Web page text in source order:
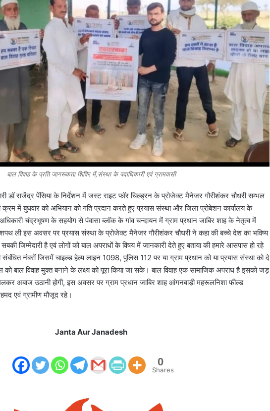
बाल विवाह के प्रति जागरूकता शिविर में,संस्था के पदाधिकारी एवं ग्रामवासी
डॉ राजेंद्र पेंसिया के निर्देशन में जस्ट राइट फॉर चिल्ड्रन के प्रोजेक्ट मैनेजर गौरीशंकर चौधरी सम्भल
क्रम में बुधवार को अभियान को गति प्रदान करते हुए प्रयास संस्था और जिला प्रोबेशन कार्यालय के
चंद्रभूषण के सहयोग से पंवासा ब्लॉक के गांव चन्दायन में ग्राम प्रधान जाबिर शाह के नेतृत्व में
शपथ ली इस अवसर पर प्रयास संस्था के प्रोजेक्ट मैनेजर गौरीशंकर चौधरी ने कहा की बच्चे देश का भविष्य
जिम्मेदारी है एवं लोगों को बाल अपराधों के विषय में जानकारी देते हुए बताया की हमारे आसपास हो रहे
संबंधित नंबरों जिसमें चाइल्ड हेल्प लाइन 1098, पुलिस 112 पर या ग्राम प्रधान को या प्रयास संस्था को दे
विवाह मुक्त बनाने के लक्ष्य को पूरा किया जा सके। बाल विवाह एक सामाजिक अपराध है इसको जड़
अबाज उठानी होगी, इस अवसर पर ग्राम प्रधान जाबिर शाह आंगनबाड़ी महरूलनिशा फील्ड
एवं ग्रामीण मौजूद रहे।
Janta Aur Janadesh
0
Shares